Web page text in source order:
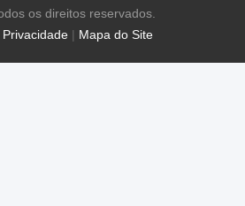
| Mapa do Site
os direitos reservados.